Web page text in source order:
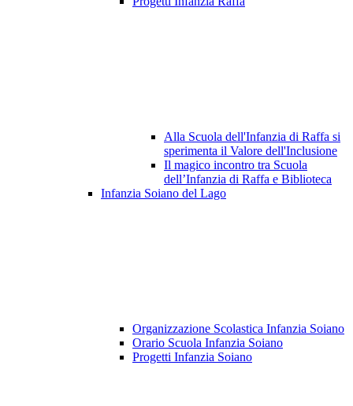
Alla Scuola dell'Infanzia di Raffa si
sperimenta il Valore dell'Inclusione
Il magico incontro tra Scuola
dell’Infanzia di Raffa e Biblioteca
Infanzia Soiano del Lago
Organizzazione Scolastica Infanzia Soiano
Orario Scuola Infanzia Soiano
Progetti Infanzia Soiano